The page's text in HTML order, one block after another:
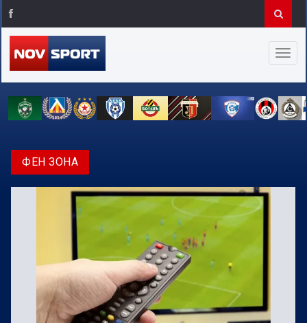
ФЕН ЗОНА